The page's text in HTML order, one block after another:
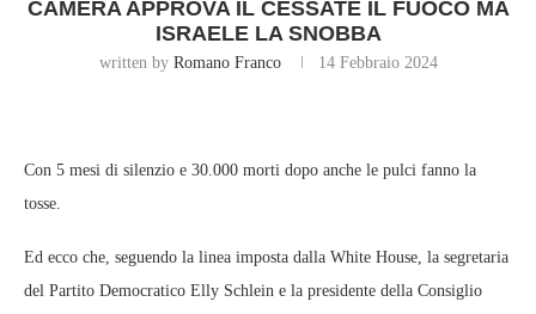
CAMERA APPROVA IL CESSATE IL FUOCO MA
ISRAELE LA SNOBBA
written by Romano Franco 14 Febbraio 2024
Con 5 mesi di silenzio e 30.000 morti dopo anche le pulci fanno la
tosse.
Ed ecco che, seguendo la linea imposta dalla White House, la segretaria
del Partito Democratico Elly Schlein e la presidente della Consiglio